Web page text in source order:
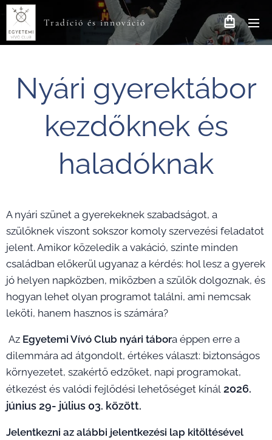
Tradíció és innováció
Nyári gyerektábor
kezdőknek és
haladóknak
A nyári szünet a gyerekeknek szabadságot, a
szülőknek viszont sokszor komoly szervezési feladatot
jelent. Amikor közeledik a vakáció, szinte minden
családban előkerül ugyanaz a kérdés: hol lesz a gyerek
jó helyen napközben, miközben a szülők dolgoznak, és
hogyan lehet olyan programot találni, ami nemcsak
leköti, hanem hasznos is számára?
Az Egyetemi Vívó Club nyári tábora éppen erre a
dilemmára ad átgondolt, értékes választ: biztonságos
környezetet, szakértő edzőket, napi programokat,
étkezést és valódi fejlődési lehetőséget kínál 2026.
június 29- július 03. között.
Jelentkezni az alábbi jelentkezési lap kitöltésével